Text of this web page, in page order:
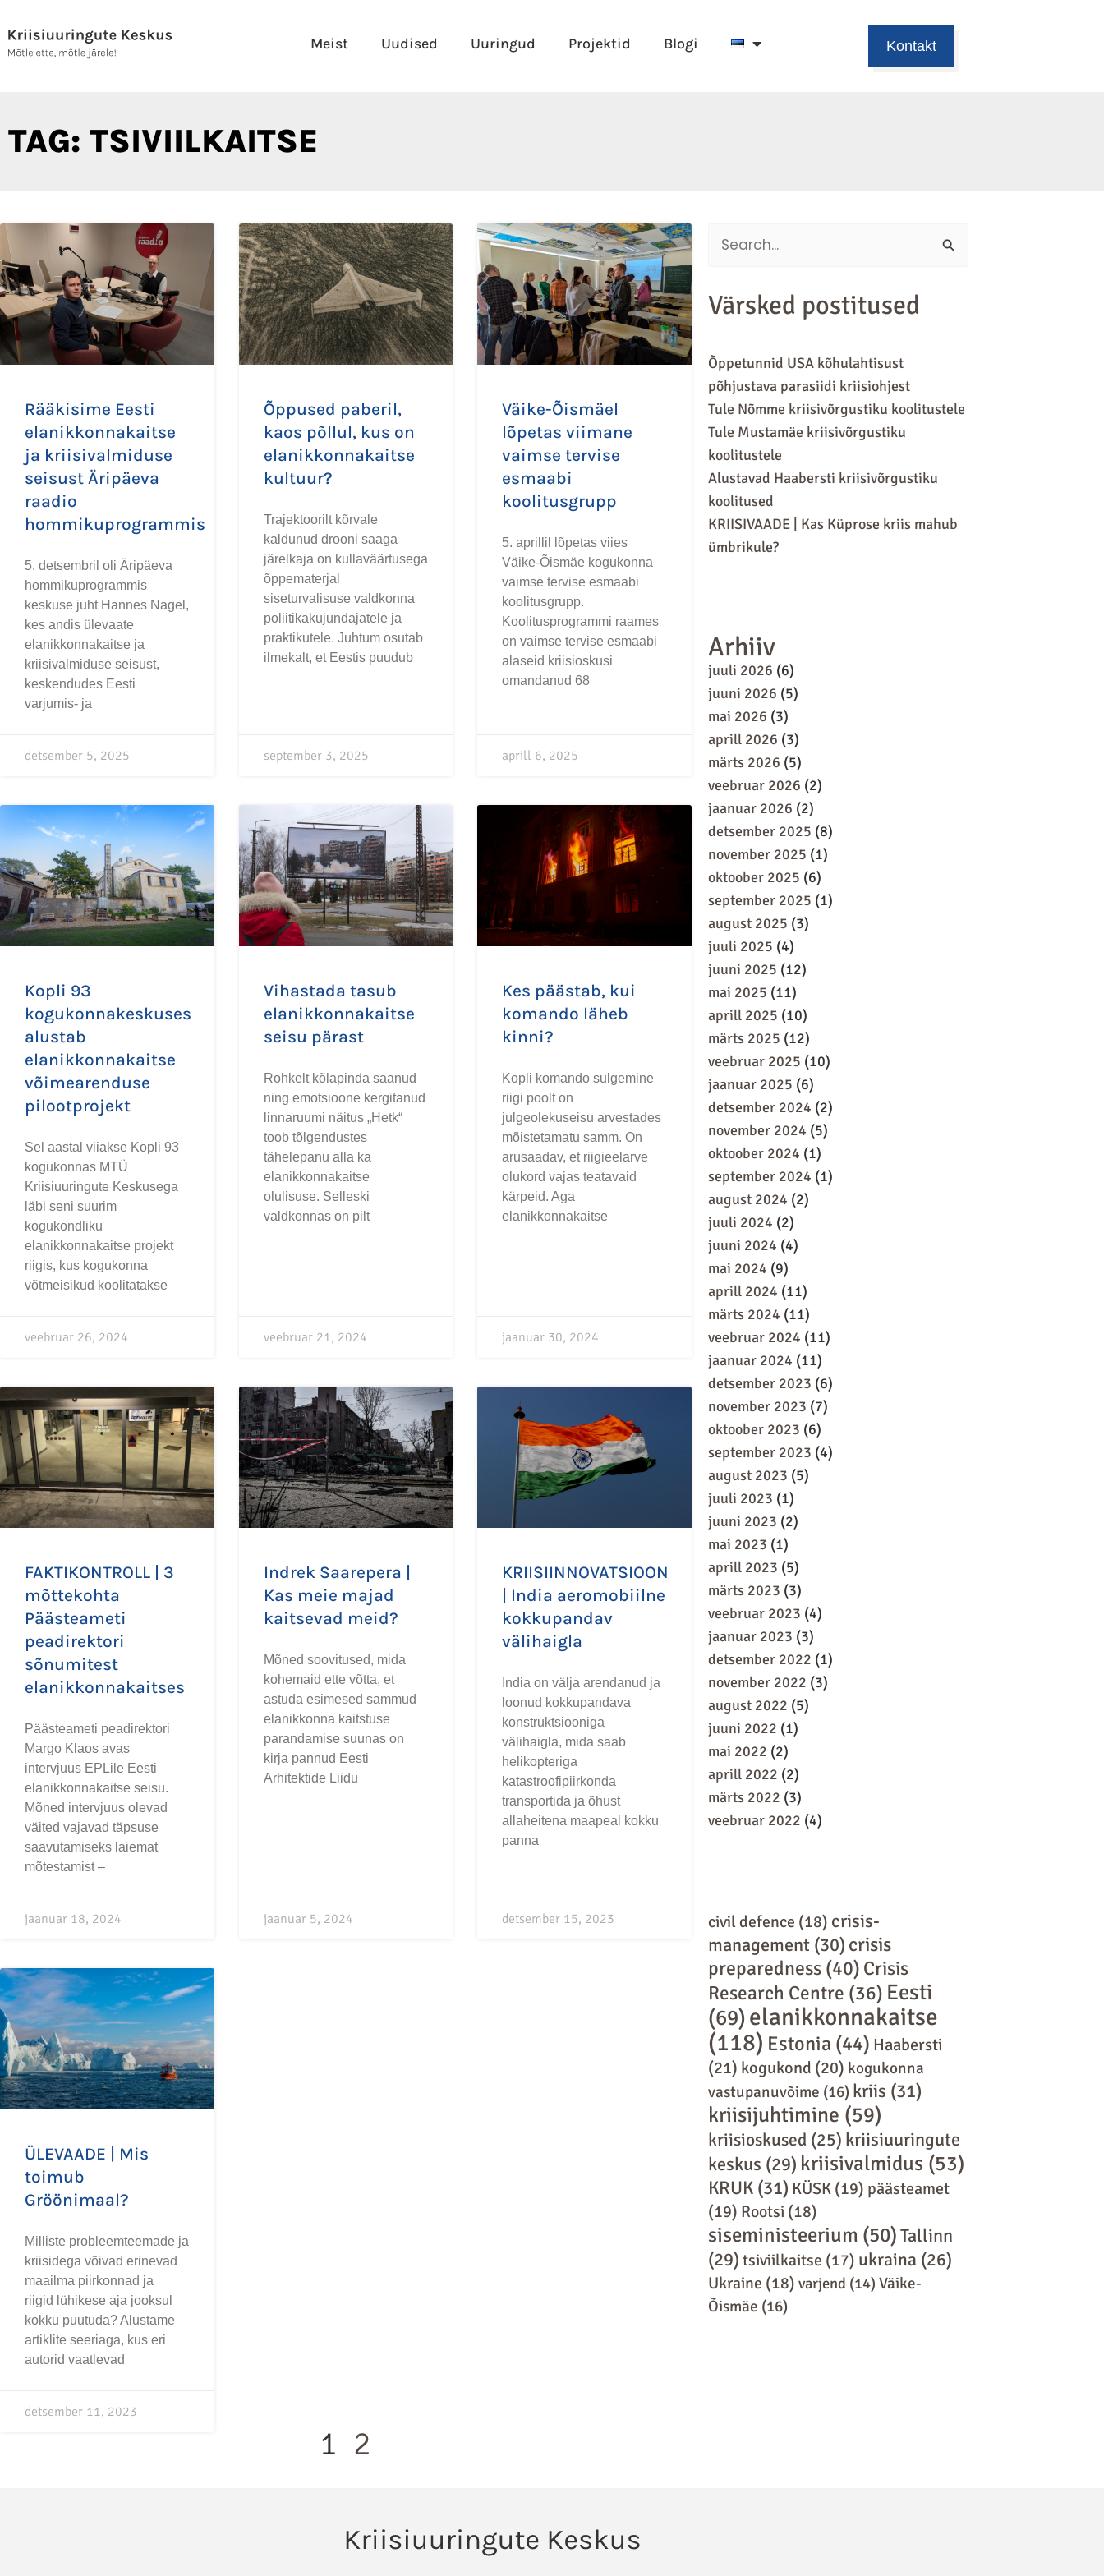
to
content
Meist Uudised Uuringud Projektid Blogi Kontakt
TAG: TSIVIILKAITSE
Rääkisime Eesti
elanikkonnakaitse
ja kriisivalmiduse
seisust Äripäeva
raadio
hommikuprogrammis
5. detsembril oli Äripäeva
hommikuprogrammis
keskuse juht Hannes Nagel,
kes andis ülevaate
elanikkonnakaitse ja
kriisivalmiduse seisust,
keskendudes Eesti
varjumis- ja
detsember 5, 2025
Õppused paberil,
kaos põllul, kus on
elanikkonnakaitse
kultuur?
Trajektoorilt kõrvale
kaldunud drooni saaga
järelkaja on kullaväärtusega
õppematerjal
siseturvalisuse valdkonna
poliitikakujundajatele ja
praktikutele. Juhtum osutab
ilmekalt, et Eestis puudub
september 3, 2025
Väike-Õismäel
lõpetas viimane
vaimse tervise
esmaabi
koolitusgrupp
5. aprillil lõpetas viies
Väike-Õismäe kogukonna
vaimse tervise esmaabi
koolitusgrupp.
Koolitusprogrammi raames
on vaimse tervise esmaabi
alaseid kriisioskusi
omandanud 68
aprill 6, 2025
Kopli 93
kogukonnakeskuses
alustab
elanikkonnakaitse
võimearenduse
pilootprojekt
Sel aastal viiakse Kopli 93
kogukonnas MTÜ
Kriisiuuringute Keskusega
läbi seni suurim
kogukondliku
elanikkonnakaitse projekt
riigis, kus kogukonna
võtmeisikud koolitatakse
veebruar 26, 2024
Vihastada tasub
elanikkonnakaitse
seisu pärast
Rohkelt kõlapinda saanud
ning emotsioone kergitanud
linnaruumi näitus „Hetk“
toob tõlgendustes
tähelepanu alla ka
elanikkonnakaitse
olulisuse. Selleski
valdkonnas on pilt
veebruar 21, 2024
Kes päästab, kui
komando läheb
kinni?
Kopli komando sulgemine
riigi poolt on
julgeolekuseisu arvestades
mõistetamatu samm. On
arusaadav, et riigieelarve
olukord vajas teatavaid
kärpeid. Aga
elanikkonnakaitse
jaanuar 30, 2024
FAKTIKONTROLL | 3
mõttekohta
Päästeameti
peadirektori
sõnumitest
elanikkonnakaitses
Päästeameti peadirektori
Margo Klaos avas
intervjuus EPLile Eesti
elanikkonnakaitse seisu.
Mõned intervjuus olevad
väited vajavad täpsuse
saavutamiseks laiemat
mõtestamist –
jaanuar 18, 2024
Indrek Saarepera |
Kas meie majad
kaitsevad meid?
Mõned soovitused, mida
kohemaid ette võtta, et
astuda esimesed sammud
elanikkonna kaitstuse
parandamise suunas on
kirja pannud Eesti
Arhitektide Liidu
jaanuar 5, 2024
KRIISIINNOVATSIOON
| India aeromobiilne
kokkupandav
välihaigla
India on välja arendanud ja
loonud kokkupandava
konstruktsiooniga
välihaigla, mida saab
helikopteriga
katastroofipiirkonda
transportida ja õhust
allaheitena maapeal kokku
panna
detsember 15, 2023
ÜLEVAADE | Mis
toimub
Gröönimaal?
Milliste probleemteemade ja
kriisidega võivad erinevad
maailma piirkonnad ja
riigid lühikese aja jooksul
kokku puutuda? Alustame
artiklite seeriaga, kus eri
autorid vaatlevad
detsember 11, 2023
Page
1
Page
2
Search
Värsked postitused
Õppetunnid USA kõhulahtisust
põhjustava parasiidi kriisiohjest
Tule Nõmme kriisivõrgustiku koolitustele
Tule Mustamäe kriisivõrgustiku
koolitustele
Alustavad Haabersti kriisivõrgustiku
koolitused
KRIISIVAADE | Kas Küprose kriis mahub
ümbrikule?
Arhiiv
juuli 2026 (6)
juuni 2026 (5)
mai 2026 (3)
aprill 2026 (3)
märts 2026 (5)
veebruar 2026 (2)
jaanuar 2026 (2)
detsember 2025 (8)
november 2025 (1)
oktoober 2025 (6)
september 2025 (1)
august 2025 (3)
juuli 2025 (4)
juuni 2025 (12)
mai 2025 (11)
aprill 2025 (10)
märts 2025 (12)
veebruar 2025 (10)
jaanuar 2025 (6)
detsember 2024 (2)
november 2024 (5)
oktoober 2024 (1)
september 2024 (1)
august 2024 (2)
juuli 2024 (2)
juuni 2024 (4)
mai 2024 (9)
aprill 2024 (11)
märts 2024 (11)
veebruar 2024 (11)
jaanuar 2024 (11)
detsember 2023 (6)
november 2023 (7)
oktoober 2023 (6)
september 2023 (4)
august 2023 (5)
juuli 2023 (1)
juuni 2023 (2)
mai 2023 (1)
aprill 2023 (5)
märts 2023 (3)
veebruar 2023 (4)
jaanuar 2023 (3)
detsember 2022 (1)
november 2022 (3)
august 2022 (5)
juuni 2022 (1)
mai 2022 (2)
aprill 2022 (2)
märts 2022 (3)
veebruar 2022 (4)
civil defence (18) crisis-
management(30) crisis
preparedness(40) Crisis
Research Centre (36) Eesti
(69)elanikkonnakaitse
(118) Estonia (44) Haabersti
(21) kogukond (20) kogukonna
vastupanuvõime (16) kriis (31)
kriisijuhtimine (59)
kriisioskused (25) kriisiuuringute
keskus (29) kriisivalmidus (53)
KRUK(31) KÜSK(19) päästeamet
(19) Rootsi (18)
siseministeerium (50)Tallinn
(29) tsiviilkaitse (17) ukraina (26)
Ukraine (18) varjend (14) Väike-
Õismäe (16)